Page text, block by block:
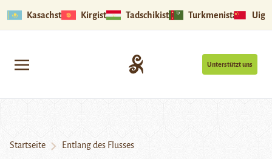
Kasachstan Kirgistan Tadschikistan Turkmenistan
Unterstützt uns
Startseite Entlang des Flusses